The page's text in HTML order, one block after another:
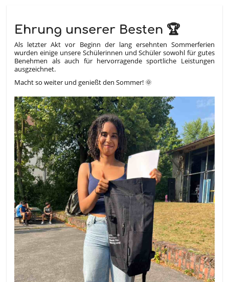
Ehrung unserer Besten 🏆
Als letzter Akt vor Beginn der lang ersehnten Sommerferien
wurden einige unsere Schülerinnen und Schüler sowohl für gutes
Benehmen als auch für hervorragende sportliche Leistungen
ausgzeichnet.
Macht so weiter und genießt den Sommer!🌞